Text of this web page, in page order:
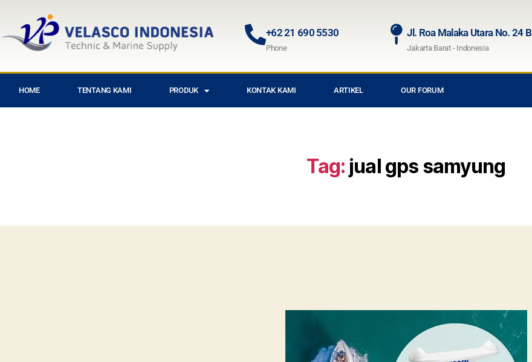
+62 21 690 5530
Phone
Jl. Roa Malaka Utara No. 24 B
Jakarta Barat - Indonesia
HOME TENTANG KAMI PRODUK KONTAK KAMI ARTIKEL OUR FORUM
Tag: jual gps samyung